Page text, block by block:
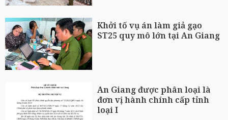
Khởi tố vụ án làm giả gạo
ST25 quy mô lớn tại An Giang
An Giang được phân loại là
đơn vị hành chính cấp tỉnh
loại I